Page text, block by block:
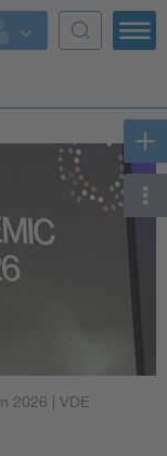
2026 | VDE